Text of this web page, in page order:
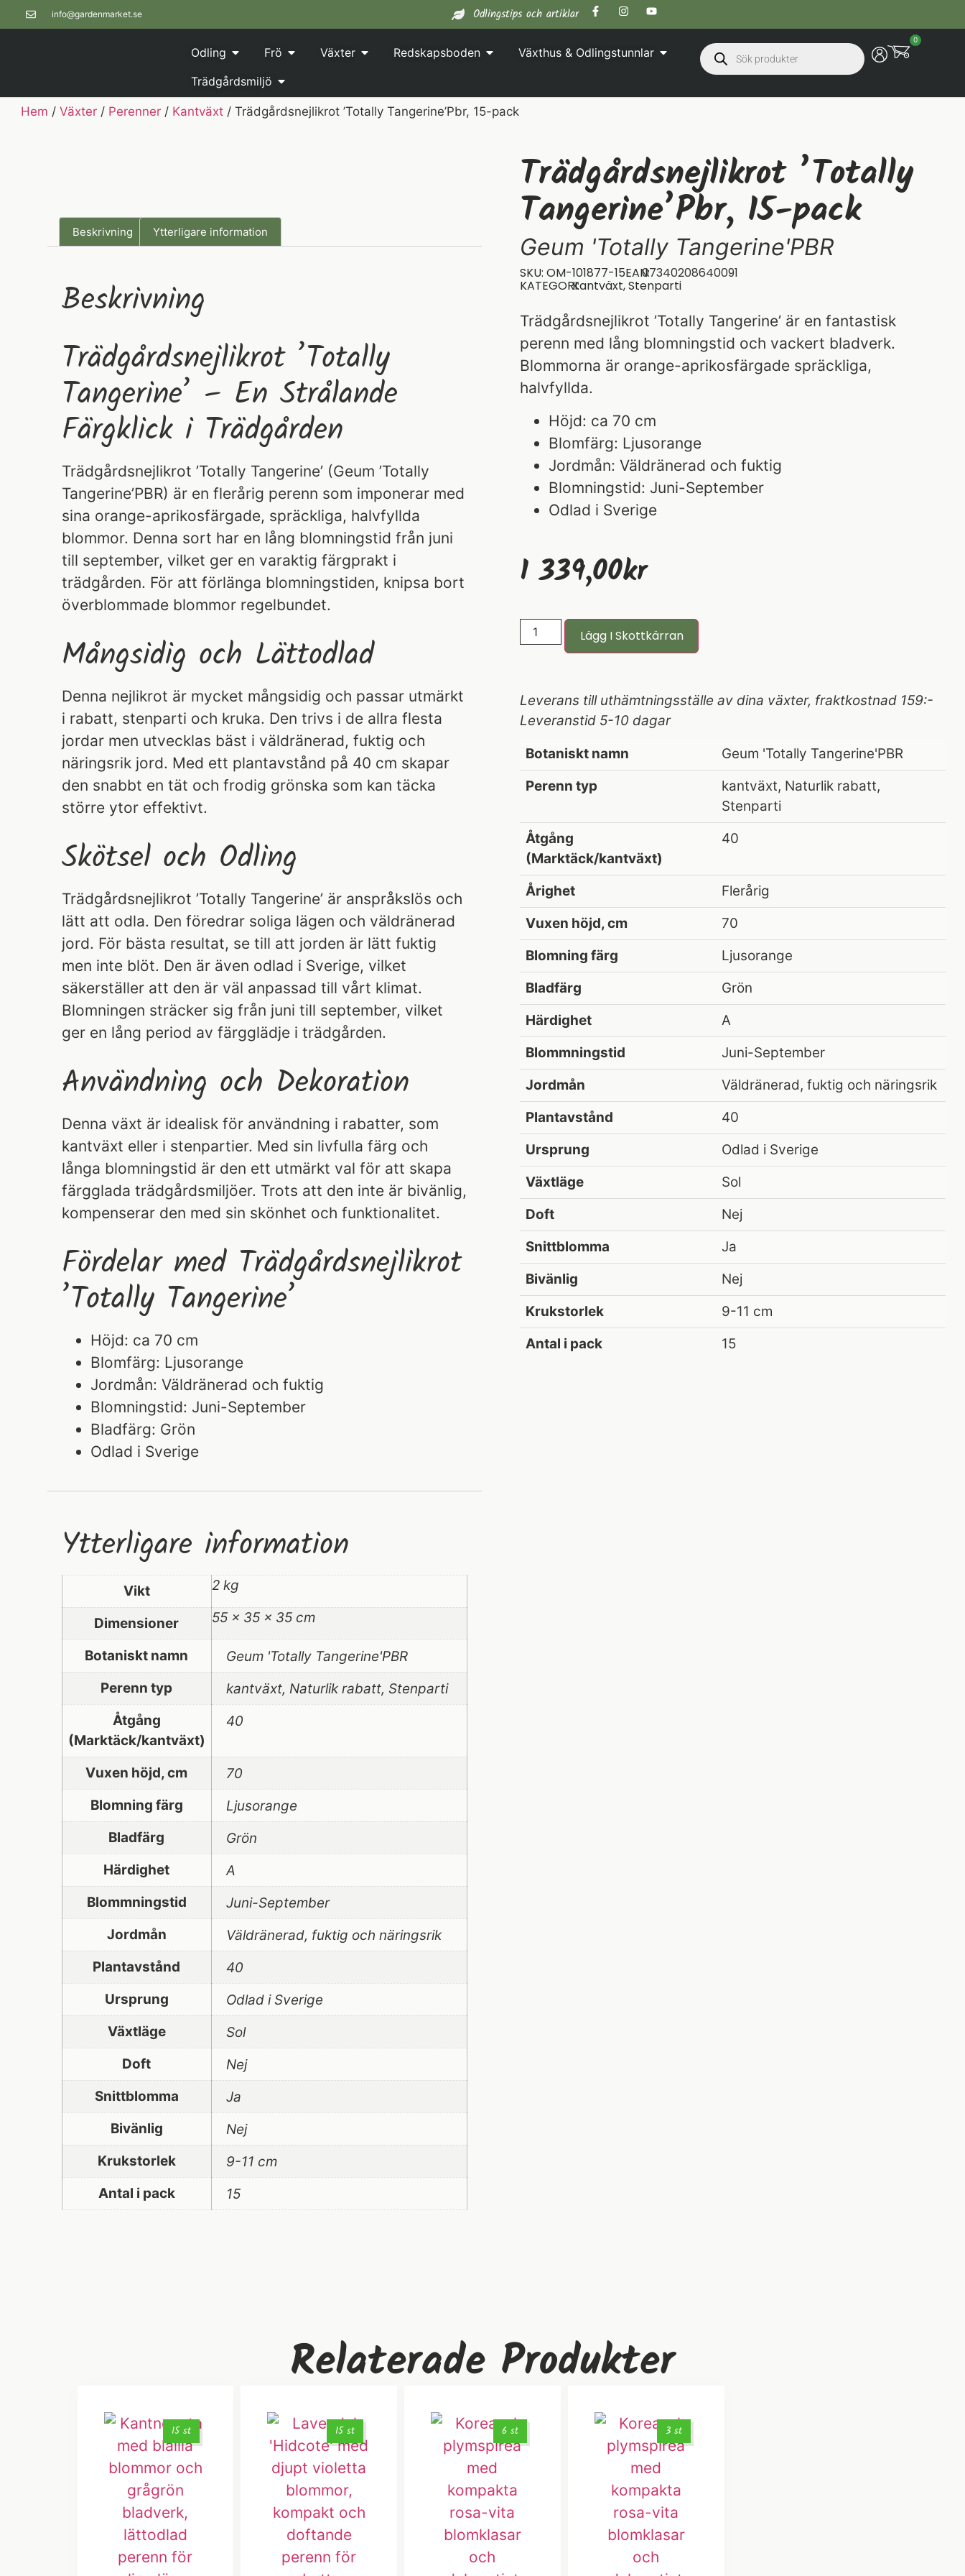
info@gardenmarket.se Odlingstips och artiklar
Odling Frö Växter Redskapsboden
Växthus & Odlingstunnlar
Trädgårdsmiljö
0
Hem / Växter / Perenner / Kantväxt / Trädgårdsnejlikrot ’Totally Tangerine’Pbr, 15-pack
Beskrivning Ytterligare information
Beskrivning
Trädgårdsnejlikrot ’Totally
Tangerine’ – En Strålande
Färgklick i Trädgården
Trädgårdsnejlikrot ’Totally Tangerine’ (Geum ’Totally
Tangerine’PBR) är en flerårig perenn som imponerar med
sina orange-aprikosfärgade, spräckliga, halvfyllda
blommor. Denna sort har en lång blomningstid från juni
till september, vilket ger en varaktig färgprakt i
trädgården. För att förlänga blomningstiden, knipsa bort
överblommade blommor regelbundet.
Mångsidig och Lättodlad
Denna nejlikrot är mycket mångsidig och passar utmärkt
i rabatt, stenparti och kruka. Den trivs i de allra flesta
jordar men utvecklas bäst i väldränerad, fuktig och
näringsrik jord. Med ett plantavstånd på 40 cm skapar
den snabbt en tät och frodig grönska som kan täcka
större ytor effektivt.
Skötsel och Odling
Trädgårdsnejlikrot ’Totally Tangerine’ är anspråkslös och
lätt att odla. Den föredrar soliga lägen och väldränerad
jord. För bästa resultat, se till att jorden är lätt fuktig
men inte blöt. Den är även odlad i Sverige, vilket
säkerställer att den är väl anpassad till vårt klimat.
Blomningen sträcker sig från juni till september, vilket
ger en lång period av färgglädje i trädgården.
Användning och Dekoration
Denna växt är idealisk för användning i rabatter, som
kantväxt eller i stenpartier. Med sin livfulla färg och
långa blomningstid är den ett utmärkt val för att skapa
färgglada trädgårdsmiljöer. Trots att den inte är bivänlig,
kompenserar den med sin skönhet och funktionalitet.
Fördelar med Trädgårdsnejlikrot
’Totally Tangerine’
Höjd: ca 70 cm
Blomfärg: Ljusorange
Jordmån: Väldränerad och fuktig
Blomningstid: Juni-September
Bladfärg: Grön
Odlad i Sverige
Ytterligare information
Vikt 2 kg
Dimensioner 55 × 35 × 35 cm
Botaniskt namn
Geum 'Totally Tangerine'PBR
Perenn typ
kantväxt, Naturlik rabatt, Stenparti
Åtgång
(Marktäck/kantväxt)
40
Vuxen höjd, cm
70
Blomning färg
Ljusorange
Bladfärg
Grön
Härdighet
A
Blommningstid
Juni-September
Jordmån
Väldränerad, fuktig och näringsrik
Plantavstånd
40
Ursprung
Odlad i Sverige
Växtläge
Sol
Doft
Nej
Snittblomma
Ja
Bivänlig
Nej
Krukstorlek
9-11 cm
Antal i pack
15
Trädgårdsnejlikrot ’Totally
Tangerine’Pbr, 15-pack
Geum 'Totally Tangerine'PBR
SKU: OM-101877-15EAN:07340208640091
KATEGORI:Kantväxt,Stenparti
Trädgårdsnejlikrot ’Totally Tangerine’ är en fantastisk
perenn med lång blomningstid och vackert bladverk.
Blommorna är orange-aprikosfärgade spräckliga,
halvfyllda.
Höjd: ca 70 cm
Blomfärg: Ljusorange
Jordmån: Väldränerad och fuktig
Blomningstid: Juni-September
Odlad i Sverige
1 339,00Kr
Lägg I Skottkärran
Leverans till uthämtningsställe av dina växter, fraktkostnad 159:-
Leveranstid 5-10 dagar
Botaniskt namn
Geum 'Totally Tangerine'PBR
Perenn typ
kantväxt, Naturlik rabatt,
Stenparti
Åtgång
(Marktäck/kantväxt)
40
Årighet
Flerårig
Vuxen höjd, cm
70
Blomning färg
Ljusorange
Bladfärg
Grön
Härdighet
A
Blommningstid
Juni-September
Jordmån
Väldränerad, fuktig och näringsrik
Plantavstånd
40
Ursprung
Odlad i Sverige
Växtläge
Sol
Doft
Nej
Snittblomma
Ja
Bivänlig
Nej
Krukstorlek
9-11 cm
Antal i pack
15
Relaterade Produkter
15 st 15 st 6 st 3 st